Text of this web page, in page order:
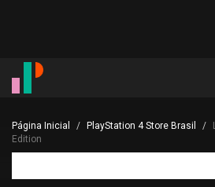
Página Inicial PlayStation 4 Store Brasil
Edition